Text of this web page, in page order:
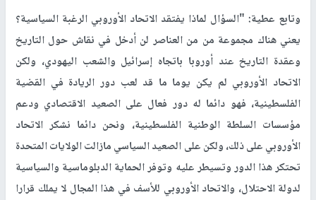
وتابع عطية: "السؤال لماذا يفتقد الاتحاد الأوروبي الرغبة السياسية؟
يعني هناك مجموعة من من العناصر لن أدخل في نقاش حول التاريخ
وعقدة التاريخ عند أوروبا باتجاه إسرائيل والشعب اليهودي، ولكن
الاتحاد الأوروبي لم يكن يوما ما قد لعب دور الريادة في القضية
الفلسطينية، فهو دائما له دور فعال على الصعيد الاقتصادي ودعم
مؤسسات السلطة الوطنية الفلسطينية، ونحن دائما نشكر الاتحاد
الأوروبي على ذلك، ولكن على الصعيد السياسي مازالت الولايات المتحدة
تحتكر هذا الدور وتسيطر عليه وتوفر الحماية الدبلوماسية والسياسية
لدولة الاحتلال، والاتحاد الأوروبي للأسف في هذا المجال لا يملك قرارا